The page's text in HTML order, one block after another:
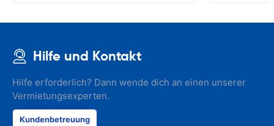
Hilfe und Kontakt
Hilfe erforderlich? Dann wende dich an einen unserer
Vermietungsexperten.
Kundenbetreuung